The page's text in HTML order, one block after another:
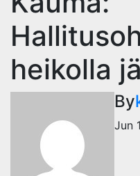
heikolla
By
Jun